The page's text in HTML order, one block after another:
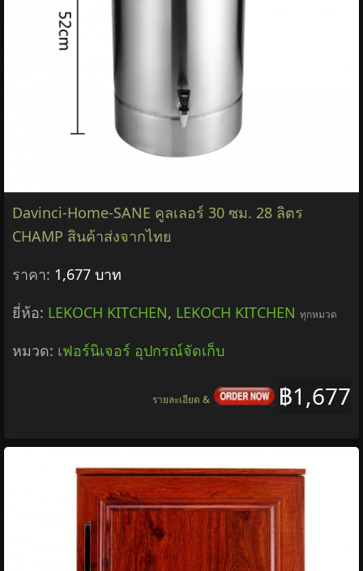
Davinci-Home-SANE คูลเลอร์ 30 ซม. 28 ลิตร
CHAMP สินค้าส่งจากไทย
ราคา: 1,677 บาท
ยี่ห้อ: LEKOCH KITCHEN, LEKOCH KITCHEN ทุกหมวด
หมวด: เฟอร์นิเจอร์ อุปกรณ์จัดเก็บ
฿1,677
รายละเอียด &